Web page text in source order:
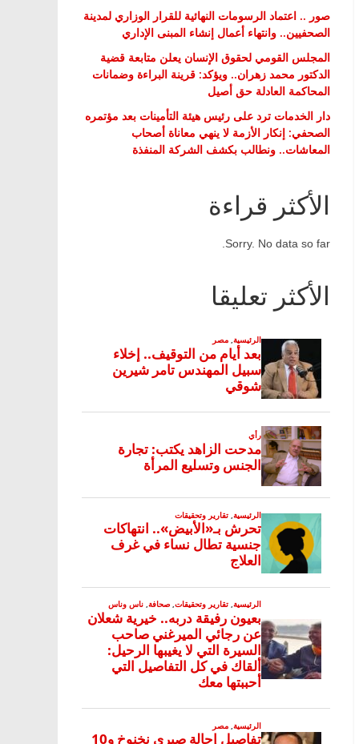
صور .. اعتماد الرسومات النهائية للقرار الوزاري لمدينة
الصحفيين.. وانتهاء أعمال إنشاء المبنى الإداري
المجلس القومي لحقوق الإنسان يعلن متابعة قضية
الدكتور محمد زهران.. ويؤكد: قرينة البراءة وضمانات
المحاكمة العادلة حق أصيل
دار الخدمات ترد على رئيس هيئة التأمينات بعد مؤتمره
الصحفي: إنكار الأزمة لا ينهي معاناة أصحاب
المعاشات.. ونطالب بكشف الشركة المنفذة
الأكثر قراءة
Sorry. No data so far.
الأكثر تعليقا